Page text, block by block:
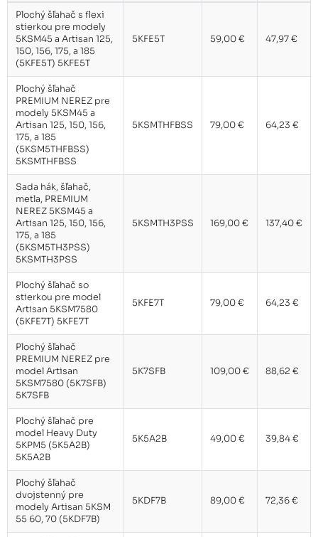
Plochý šľahač pre model Heavy
Duty 5KPM5 (5K5A2B) 5K5A2B
49,00 €
Plochý šľahač dvojstenný pre
modely Artisan 5KSM 55 60, 70
(5KDF7B)
Plochý šľahač pre modely
Artisan 5KSM 55, 60, 70
(5KSMBLWF)
Plochý šľahač so strieborným
5KSM 55, 60, 70 (5KSMBLSF)
Plochý šľahač s flexi
stierkou pre modely
5KSM45 a Artisan 125,
150, 156, 175, a 185
(5KFE5T) 5KFE5T
5KFE5T 59,00 € 47,97 €
Plochý šľahač
PREMIUM NEREZ pre
modely 5KSM45 a
Artisan 125, 150, 156,
175, a 185
(5KSM5THFBSS)
5KSMTHFBSS
5KSMTHFBSS 79,00 € 64,23 €
Sada hák, šľahač,
metla, PREMIUM
NEREZ 5KSM45 a
Artisan 125, 150, 156,
175, a 185
(5KSM5TH3PSS)
5KSMTH3PSS
5KSMTH3PSS 169,00 € 137,40 €
Plochý šľahač so
stierkou pre model
Artisan 5KSM7580
(5KFE7T) 5KFE7T
5KFE7T 79,00 € 64,23 €
Plochý šľahač
PREMIUM NEREZ pre
model Artisan
5KSM7580 (5K7SFB)
5K7SFB
5K7SFB 109,00 € 88,62 €
Plochý šľahač pre
model Heavy Duty
5KPM5 (5K5A2B)
5K5A2B
5K5A2B 49,00 € 39,84 €
Plochý šľahač
dvojstenný pre
modely Artisan 5KSM
55 60, 70 (5KDF7B)
5KDF7B 89,00 € 72,36 €